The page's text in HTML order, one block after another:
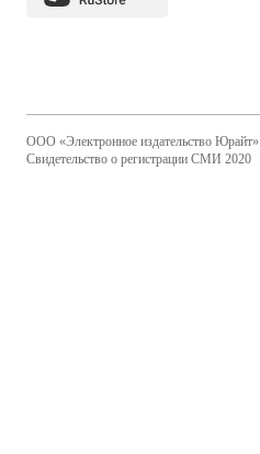
ООО «Электронное издательство Юрайт»
Свидетельство о регистрации СМИ 2020